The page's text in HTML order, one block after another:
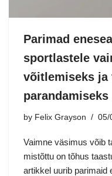
Parimad
sportlastele
võitlemiseks ja
parandamiseks
by Felix Grayson 05/
Vaimne väsimus võib
mistõttu on tõhus
artikkel uurib parimaid